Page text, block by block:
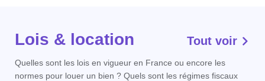
Lois & location Tout voir
Quelles sont les lois en vigueur en France ou encore les
normes pour louer un bien ? Quels sont les régimes fiscaux